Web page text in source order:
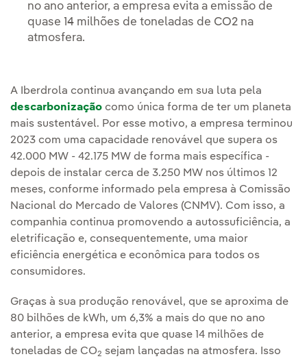
no ano anterior, a empresa evita a emissão de
quase 14 milhões de toneladas de CO2 na
atmosfera.
A Iberdrola continua avançando em sua luta pela
descarbonização como única forma de ter um planeta
mais sustentável. Por esse motivo, a empresa terminou
2023 com uma capacidade renovável que supera os
42.000 MW - 42.175 MW de forma mais específica -
depois de instalar cerca de 3.250 MW nos últimos 12
meses, conforme informado pela empresa à Comissão
Nacional do Mercado de Valores (CNMV). Com isso, a
companhia continua promovendo a autossuficiência, a
eletrificação e, consequentemente, uma maior
eficiência energética e econômica para todos os
consumidores.
Graças à sua produção renovável, que se aproxima de
80 bilhões de kWh, um 6,3% a mais do que no ano
anterior, a empresa evita que quase 14 milhões de
toneladas de CO2 sejam lançadas na atmosfera. Isso